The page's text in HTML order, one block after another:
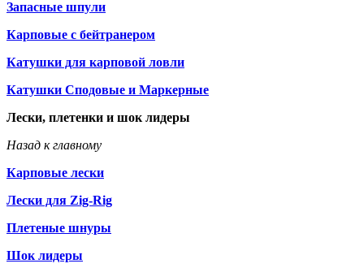
Запасные шпули
Карповые с бейтранером
Катушки для карповой ловли
Катушки Сподовые и Маркерные
Лески, плетенки и шок лидеры
Назад к главному
Карповые лески
Лески для Zig-Rig
Плетеные шнуры
Шок лидеры